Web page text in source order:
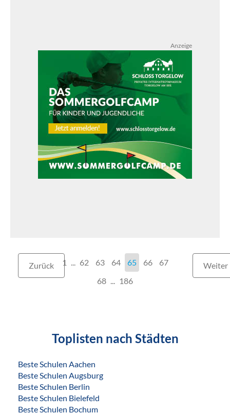
Anzeige
Zurück 1 62 63 64 65 66
67
68
186
Weiter
Toplisten nach Städten
Beste Schulen Aachen
Beste Schulen Augsburg
Beste Schulen Berlin
Beste Schulen Bielefeld
Beste Schulen Bochum